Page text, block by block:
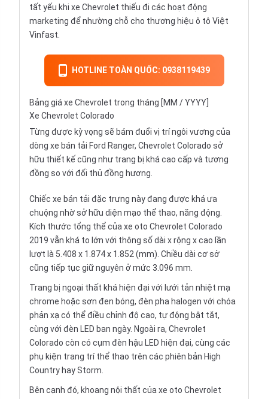
tất yếu khi xe Chevrolet thiếu đi các hoạt động
marketing để nhường chỗ cho thương hiệu ô tô Việt
Vinfast.
HOTLINE TOÀN QUỐC: 0938119439
Bảng giá xe Chevrolet trong tháng [MM / YYYY]
Xe Chevrolet Colorado
Từng được kỳ vọng sẽ bám đuổi vị trí ngôi vương của
dòng xe bán tải Ford Ranger, Chevrolet Colorado sở
hữu thiết kế cũng như trang bị khá cao cấp và tương
đồng so với đối thủ đồng hương.
Chiếc xe bán tải đặc trưng này đang được khá ưa
chuộng nhờ sở hữu diện mạo thể thao, năng động.
Kích thước tổng thể của xe oto Chevrolet Colorado
2019 vẫn khá to lớn với thông số dài x rộng x cao lần
lượt là 5.408 x 1.874 x 1.852 (mm). Chiều dài cơ sở
cũng tiếp tục giữ nguyên ở mức 3.096 mm.
Trang bị ngoại thất khá hiện đại với lưới tản nhiệt mạ
chrome hoặc sơn đen bóng, đèn pha halogen với chóa
phản xạ có thể điều chỉnh độ cao, tự động bật tắt,
cùng với đèn LED ban ngày. Ngoài ra, Chevrolet
Colorado còn có cụm đèn hậu LED hiện đại, cùng các
phụ kiện trang trí thể thao trên các phiên bản High
Country hay Storm.
Bên cạnh đó, khoang nội thất của xe oto Chevrolet